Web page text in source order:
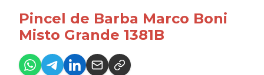
Pincel de Barba Marco Boni
Misto Grande 1381B